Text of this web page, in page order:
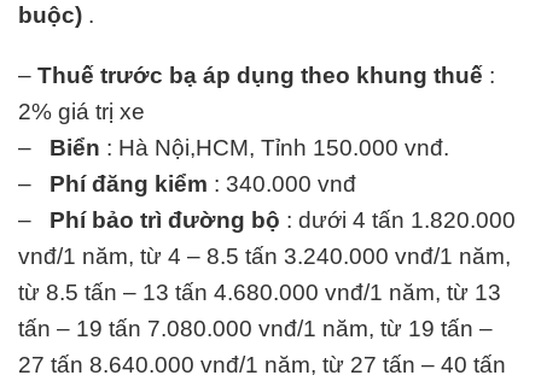
buộc) .
– Thuế trước bạ áp dụng theo khung thuế :
2% giá trị xe
– Biển : Hà Nội,HCM, Tỉnh 150.000 vnđ.
– Phí đăng kiểm : 340.000 vnđ
– Phí bảo trì đường bộ : dưới 4 tấn 1.820.000
vnđ/1 năm, từ 4 – 8.5 tấn 3.240.000 vnđ/1 năm,
từ 8.5 tấn – 13 tấn 4.680.000 vnđ/1 năm, từ 13
tấn – 19 tấn 7.080.000 vnđ/1 năm, từ 19 tấn –
27 tấn 8.640.000 vnđ/1 năm, từ 27 tấn – 40 tấn